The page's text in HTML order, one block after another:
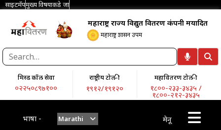
साइटमॅपमुख्य विषयाकडे जा
महाराष्ट्र राज्य विद्युत वितरण कंपनी मर्यादित
महाराष्ट्र शासन उपक्रम
मिस्ड कॉल सेवा
०२२५०८९७१००
राष्ट्रीय टोल-फ्री
१९१२/१९१२०
महावितरण टोल-फ्री
१८००-२३३-३४३५ /
१८००-२१२-३४३५
भाषा - Marathi मेनू